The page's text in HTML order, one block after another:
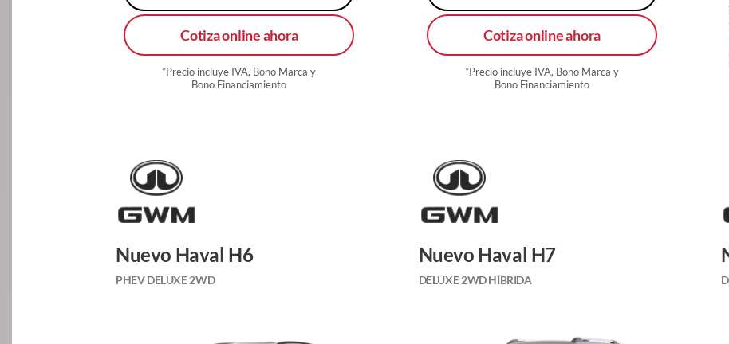
Cotiza online ahora
*Precio incluye IVA, Bono Marca y
Bono Financiamiento
Cotiza online ahora
*Precio incluye IVA, Bono Marca y
Bono Financiamiento
Nuevo Haval H6
PHEV DELUXE 2WD
Nuevo Haval H7
DELUXE 2WD HÍBRIDA